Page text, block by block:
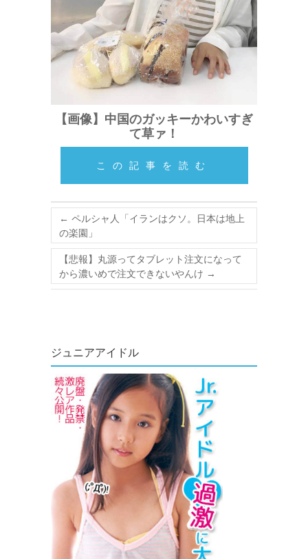
【画像】中国のガッキーかわいすぎ
て草ァ！
この記事を読む
← ペルシャ人「イランはクソ。日本は地上
の楽園」
【悲報】丸源ってタブレット注文になって
から濃いめで注文できないやんけ →
ジュニアアイドル